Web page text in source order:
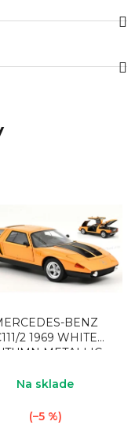
BENZ
2 1969 WHITE
METALLIC
Na sklade
(–5 %)